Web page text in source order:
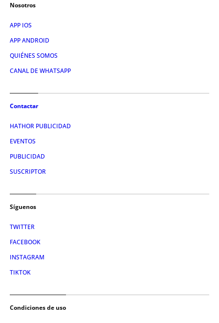
Nosotros
APP IOS
APP ANDROID
QUIÉNES SOMOS
CANAL DE WHATSAPP
Contactar
HATHOR PUBLICIDAD
EVENTOS
PUBLICIDAD
SUSCRIPTOR
Síguenos
TWITTER
FACEBOOK
INSTAGRAM
TIKTOK
Condiciones de uso